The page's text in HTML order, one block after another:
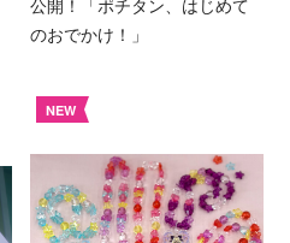
のおでかけ！」
NEW